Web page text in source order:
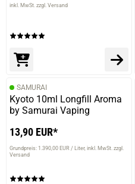
inkl. MwSt. zzgl. Versand
SAMURAI
Kyoto 10ml Longfill Aroma
by Samurai Vaping
13,90 EUR*
Grundpreis: 1.390,00 EUR / Liter inkl. MwSt. zzgl.
Versand